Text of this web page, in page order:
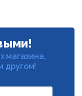
магазина,
другом!